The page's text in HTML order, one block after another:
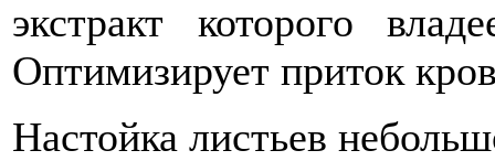
экстракт которого
Оптимизирует приток
Настойка листьев